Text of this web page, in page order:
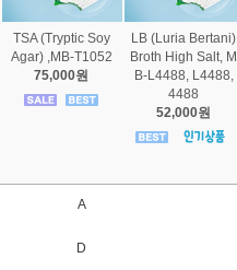
TSA (Tryptic Soy
Agar) ,MB-T1052
75,000원
LB (Luria Bertani)
Broth High Salt, M
B-L4488, L4488,
4488
52,000원
A
D